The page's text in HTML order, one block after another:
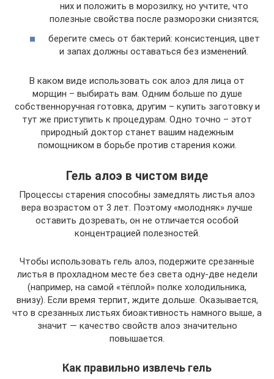
них и положить в морозилку, но учтите, что
полезные свойства после разморозки снизятся;
берегите смесь от бактерий: консистенция, цвет
и запах должны оставаться без изменений.
В каком виде использовать сок алоэ для лица от
морщин – выбирать вам. Одним больше по душе
собственноручная готовка, другим – купить заготовку и
тут же приступить к процедурам. Одно точно – этот
природный доктор станет вашим надежным
помощником в борьбе против старения кожи.
Гель алоэ в чистом виде
Процессы старения способны замедлять листья алоэ
вера возрастом от 3 лет. Поэтому «молодняк» лучше
оставить дозревать, он не отличается особой
концентрацией полезностей.
Чтобы использовать гель алоэ, подержите срезанные
листья в прохладном месте без света одну-две недели
(например, на самой «тёплой» полке холодильника,
внизу). Если время терпит, ждите дольше. Оказывается,
что в срезанных листьях биоактивность намного выше, а
значит — качество свойств алоэ значительно
повышается.
Как правильно извлечь гель